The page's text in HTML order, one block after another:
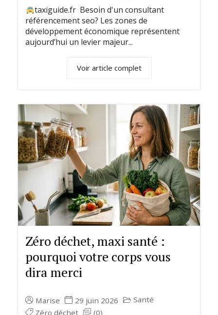
taxiguide.fr Besoin d'un consultant
référencement seo? Les zones de
développement économique représentent
aujourd’hui un levier majeur...
Voir article complet
Zéro déchet, maxi santé :
pourquoi votre corps vous
dira merci
Marise 29 juin 2026
Santé
Zéro déchet
(0)